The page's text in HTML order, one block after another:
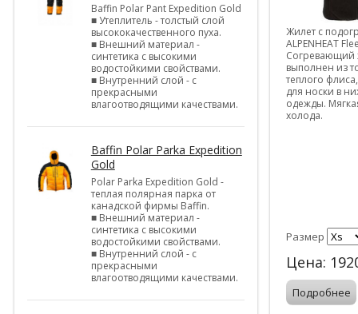
Baffin Polar Pant Expedition Gold
■ Утеплитель - толстый слой
высококачественного пуха.
■ Внешний материал -
синтетика с высокими
водостойкими свойствами.
■ Внутренний слой - с
прекрасными
влагоотводящими качествами.
Baffin Polar Parka Expedition
Gold
Polar Parka Expedition Gold -
теплая полярная парка от
канадской фирмы Baffin.
■ Внешний материал -
синтетика с высокими
водостойкими свойствами.
■ Внутренний слой - с
прекрасными
влагоотводящими качествами.
Жилет с
ALPENHEAT
Согревающий
выполнен из
теплого
для носки в
одежды.
холода.
Размер
Цена:
Подробнее